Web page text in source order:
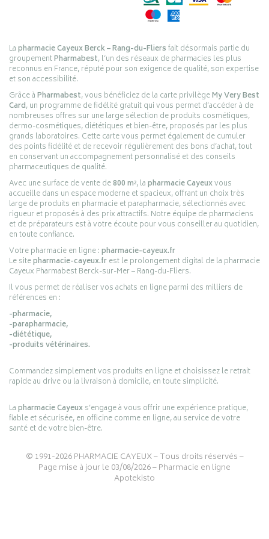
Lapharmacie Cayeux Berck – Rang-du-Fliersfait désormais partie du
groupementPharmabest, l’un des réseaux de pharmacies les plus
reconnus en France, réputé pour son exigence de qualité, son expertise
et son accessibilité.
Grâce àPharmabest, vous bénéficiez de la carte privilègeMy Very Best
Card, un programme de fidélité gratuit qui vous permet d’accéder à de
nombreuses offres sur une large sélection de produits cosmétiques,
dermo-cosmétiques, diététiques et bien-être, proposés par les plus
grands laboratoires. Cette carte vous permet également de cumuler
des points fidélité et de recevoir régulièrement des bons d’achat, tout
en conservant un accompagnement personnalisé et des conseils
pharmaceutiques de qualité.
Avec une surface de vente de800 m², lapharmacie Cayeuxvous
accueille dans un espace moderne et spacieux, offrant un choix très
large de produits en pharmacie et parapharmacie, sélectionnés avec
rigueur et proposés à des prix attractifs. Notre équipe de pharmaciens
et de préparateurs est à votre écoute pour vous conseiller au quotidien,
en toute confiance.
Votre pharmacie en ligne :pharmacie-cayeux.fr
Le sitepharmacie-cayeux.frest le prolongement digital de la pharmacie
Cayeux Pharmabest Berck-sur-Mer – Rang-du-Fliers.
Il vous permet de réaliser vos achats en ligne parmi des milliers de
références en :
-pharmacie,
-parapharmacie,
-diététique,
-produits vétérinaires.
Commandez simplement vos produits en ligne et choisissez le retrait
rapide au drive ou la livraison à domicile, en toute simplicité.
Lapharmacie Cayeuxs’engage à vous offrir une expérience pratique,
fiable et sécurisée, en officine comme en ligne, au service de votre
santé et de votre bien-être.
© 1991-2026PHARMACIE CAYEUX– Tous droits réservés –
Page mise à jour le 03/08/2026 –Pharmacie en ligne
Apotekisto